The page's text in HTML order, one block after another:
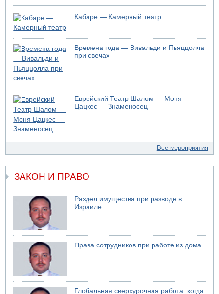
Кабаре — Камерный театр
Времена года — Вивальди и Пьяццолла
при свечах
Еврейский Театр Шалом — Моня
Цацкес — Знаменосец
Все мероприятия
ЗАКОН И ПРАВО
Раздел имущества при разводе в
Израиле
Права сотрудников при работе из дома
Глобальная сверхурочная работа: когда